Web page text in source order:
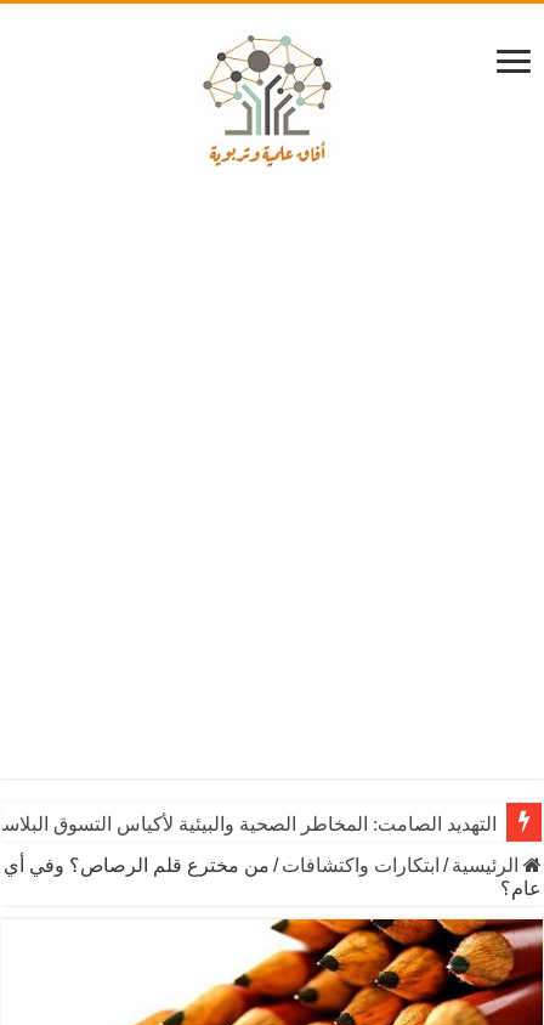
التهديد الصامت: المخاطر الصحية والبيئية لأكياس التسوق
الرئيسية / ابتكارات واكتشافات / من مخترع قلم الرصاص؟ وفي أي
عام؟